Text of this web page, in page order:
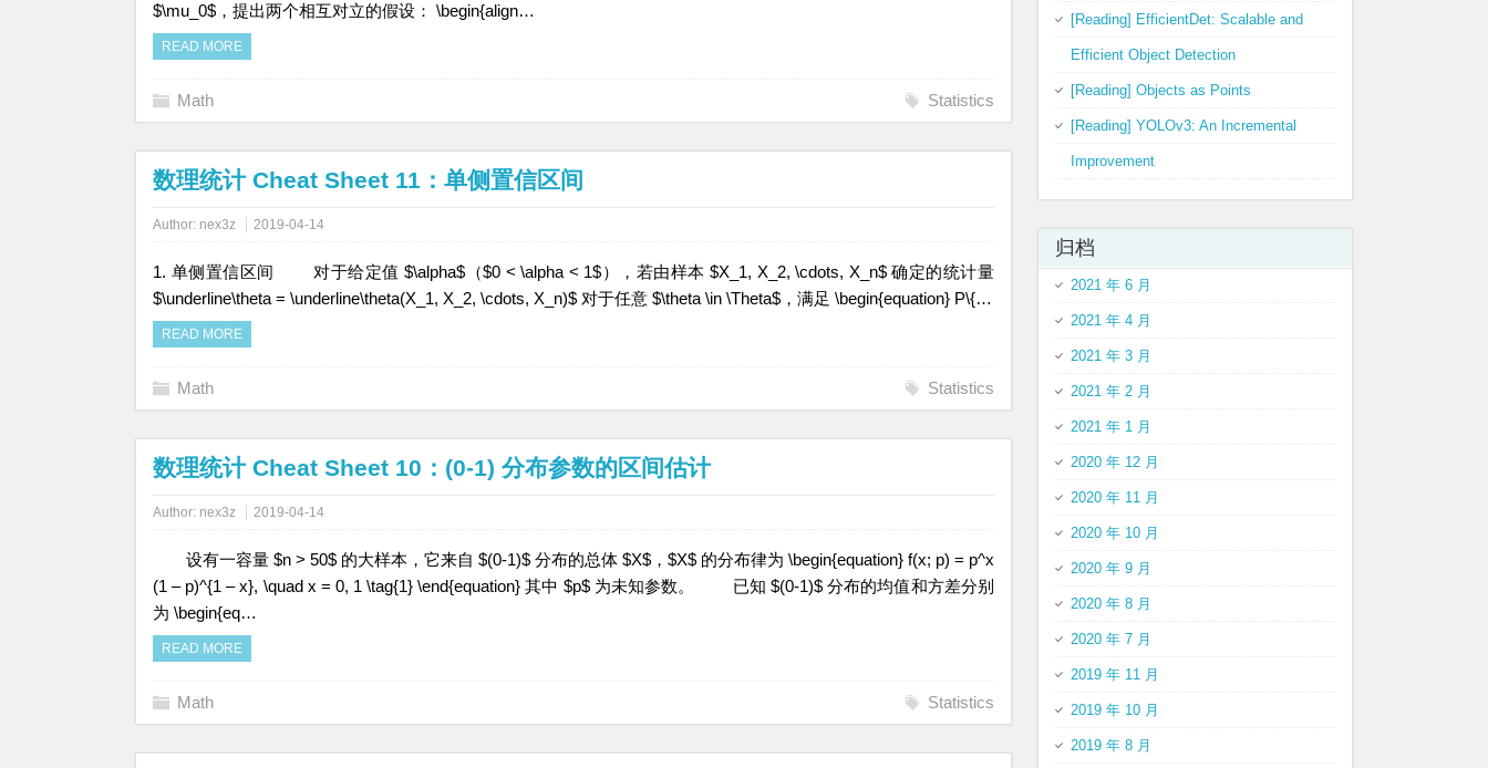
$\mu_0$，提出两个相互对立的假设： \begin{align…
READ MORE
Math Statistics
数理统计 Cheat Sheet 11：单侧置信区间
Author: nex3z 2019-04-14
1. 单侧置信区间 对于给定值 $\alpha$（$0 < \alpha < 1$），若由样本 $X_1, X_2, \cdots, X_n$ 确定的统计量
$\underline\theta = \underline\theta(X_1, X_2, \cdots, X_n)$ 对于任意 $\theta \in \Theta$，满足 \begin{equation} P\{…
READ MORE
Math Statistics
数理统计 Cheat Sheet 10：(0-1) 分布参数的区间估计
Author: nex3z 2019-04-14
设有一容量 $n > 50$ 的大样本，它来自 $(0-1)$ 分布的总体 $X$，$X$ 的分布律为 \begin{equation} f(x; p) = p^x
(1 – p)^{1 – x}, \quad x = 0, 1 \tag{1} \end{equation} 其中 $p$ 为未知参数。 已知 $(0-1)$ 分布的均值和方差分别
为 \begin{eq…
READ MORE
Math Statistics
[Reading] EfficientDet: Scalable and
Efficient Object Detection
[Reading] Objects as Points
[Reading] YOLOv3: An Incremental
Improvement
归档
2021 年 6 月
2021 年 4 月
2021 年 3 月
2021 年 2 月
2021 年 1 月
2020 年 12 月
2020 年 11 月
2020 年 10 月
2020 年 9 月
2020 年 8 月
2020 年 7 月
2019 年 11 月
2019 年 10 月
2019 年 8 月